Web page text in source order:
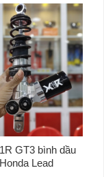
GT3 bình dầu
Lead